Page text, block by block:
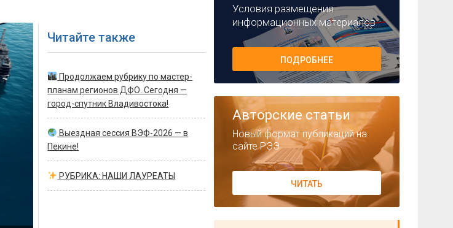
Читайте также
Продолжаем рубрику по мастер-
планам регионов ДФО. Сегодня —
город-спутник Владивостока!
Выездная сессия ВЭФ-2026 — в
Пекине!
РУБРИКА: НАШИ ЛАУРЕАТЫ
Условия размещения
информационных материалов
ПОДРОБНЕЕ
Авторские статьи
Новый формат публикаций на
сайте РЭЭ
ЧИТАТЬ